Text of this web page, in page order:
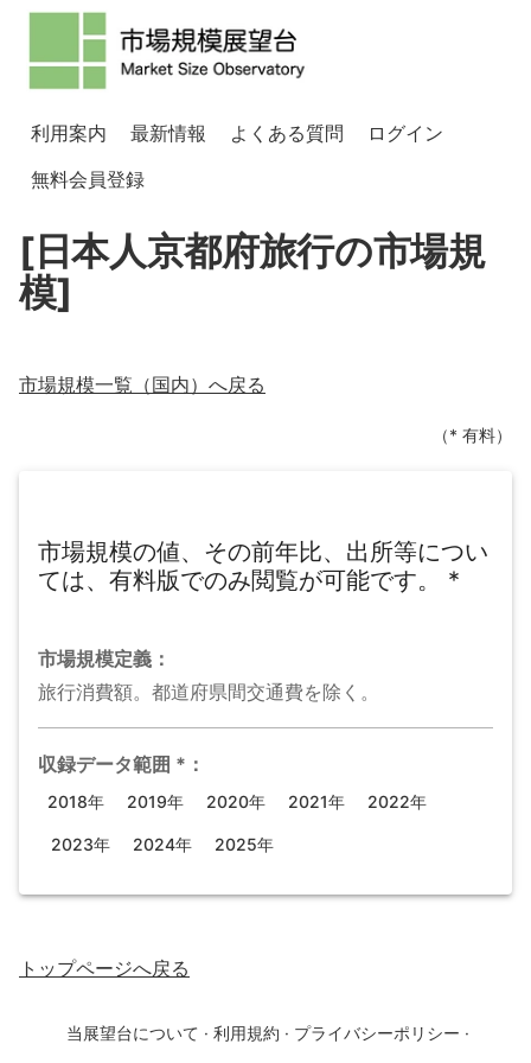
利用案内 最新情報 よくある質問
ログイン
無料会員登録
[日本人京都府旅行の市場規
模]
市場規模一覧（国内）へ戻る
（* 有料）
市場規模の値、その前年比、出所等につい
ては、有料版でのみ閲覧が可能です。
*
市場規模定義：
旅行消費額。都道府県間交通費を除く。
収録データ範囲 * ：
2018年 2019年 2020年 2021年 2022年
2023年 2024年 2025年
トップページへ戻る
当展望台について · 利用規約 · プライバシーポリシー ·